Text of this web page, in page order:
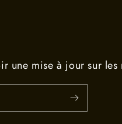
une mise à jour sur les